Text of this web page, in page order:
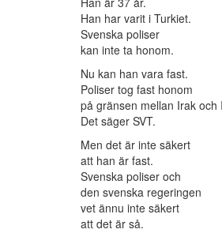
Han har varit i Turkiet.
Svenska poliser
kan inte ta honom.
Nu kan han vara fast.
Poliser tog fast honom
på gränsen mellan Irak och
Det säger SVT.
Men det är inte säkert
att han är fast.
Svenska poliser och
den svenska regeringen
vet ännu inte säkert
att det är så.